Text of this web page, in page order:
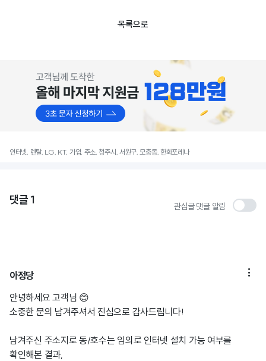
목록으로
인터넷, 렌탈, LG, KT, 가입, 주소, 청주시, 서원구, 모충동, 한화포레나
댓글 1 관심글 댓글 알림
아정당 
안녕하세요 고객님 😊
소중한 문의 남겨주셔서 진심으로 감사드립니다!
남겨주신 주소지로 동/호수는 임의로 인터넷 설치 가능 여부를
확인해본 결과,